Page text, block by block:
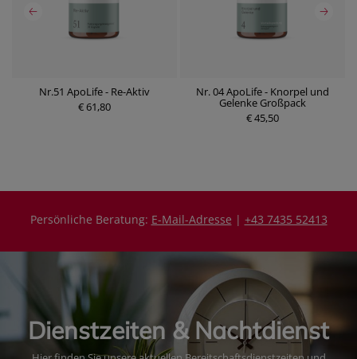
Nr.51 ApoLife - Re-Aktiv
€ 61,80
Nr. 04 ApoLife - Knorpel und
Gelenke Großpack
€ 45,50
Persönliche Beratung: E-Mail-Adresse | +43 7435 52413
Dienstzeiten & Nachtdienst